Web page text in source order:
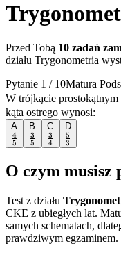
Przed Tobą 10 zadań
działu Trygonometria
Pytanie 1 / 10Matura
W trójkącie
kąta ostrego wynosi:
A
\frac{4}
{5}
5
4
B
\frac{3}
{5}
5
3
C
\frac{3}
{4}
4
3
D
\frac{5}
{3}
3
5
O czym musisz
Test z działu
CKE z ubiegłych lat.
samych schematach,
prawdziwym egzaminem.